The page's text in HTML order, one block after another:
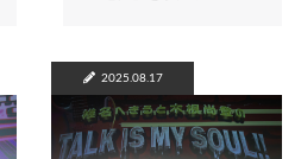
2025.08.17